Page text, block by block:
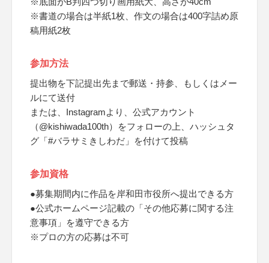
※書道の場合は半紙1枚、作文の場合は400字詰め原
稿用紙2枚
参加方法
提出物を下記提出先まで郵送・持参、もしくはメー
ルにて送付
または、Instagramより、公式アカウント
（@kishiwada100th）をフォローの上、ハッシュタ
グ「#バラサミきしわだ」を付けて投稿
参加資格
●募集期間内に作品を岸和田市役所へ提出できる方
●公式ホームページ記載の「その他応募に関する注
意事項」を遵守できる方
※プロの方の応募は不可